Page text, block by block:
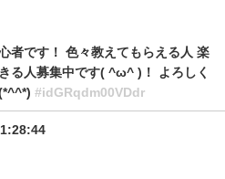
者です！ 色々教えてもらえる人 楽
る人募集中です( ^ω^ )！ よろしく
#idGRqdm00VDdr